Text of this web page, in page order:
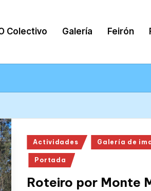
Colectivo Galería Feirón
Posted
in
Actividades Galería de
Portada
Roteiro por Monte